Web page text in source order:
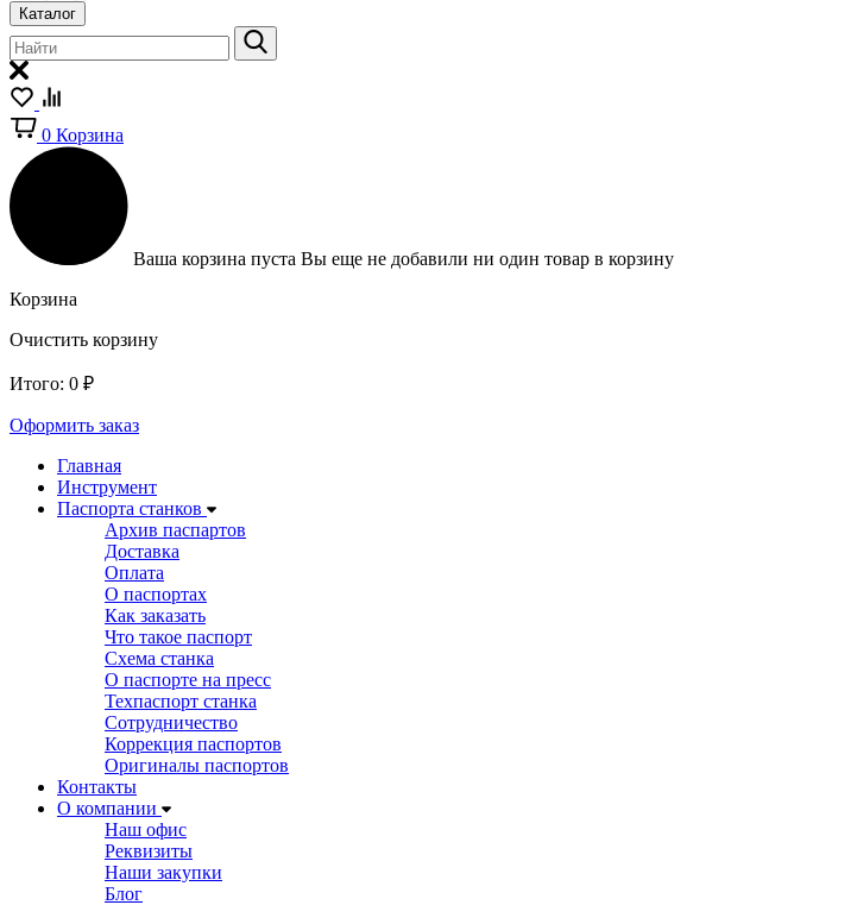
Каталог
0 Корзина
Ваша корзина пуста Вы еще не добавили ни один товар в корзину
Корзина
Очистить корзину
Итого: 0 ₽
Оформить заказ
Главная
Инструмент
Паспорта станков
Архив паспартов
Доставка
Оплата
О паспортах
Как заказать
Что такое паспорт
Схема станка
О паспорте на пресс
Техпаспорт станка
Сотрудничество
Коррекция паспортов
Оригиналы паспортов
Контакты
О компании
Наш офис
Реквизиты
Наши закупки
Блог